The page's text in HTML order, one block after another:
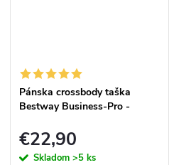
Pánska crossbody taška
Bestway Business-Pro -
€22,90
Skladom >5 ks